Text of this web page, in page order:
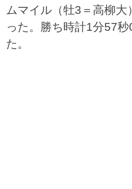
ムマイル（牡3＝高柳
った。勝ち時計1分57
た。